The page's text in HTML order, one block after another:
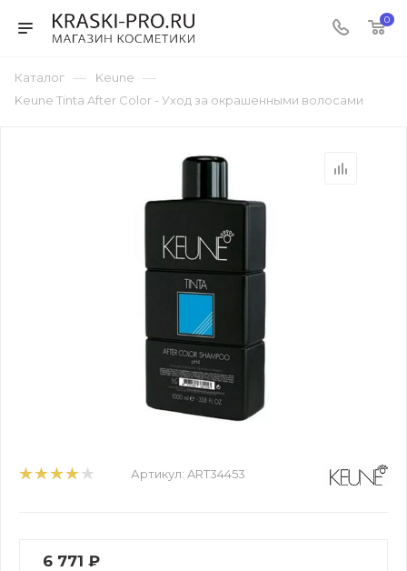
0
Каталог — Keune —
Keune Tinta After Color - Уход за окрашенными волосами
Артикул: ART34453
6 771 ₽